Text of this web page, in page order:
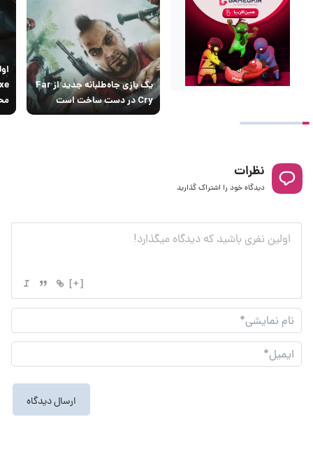
یک بازی جاه‌طلبانه جدید از Far
Cry در دست ساخت است
نظرات
دیدگاه خود را اشتراک گذارید
[+]
نام